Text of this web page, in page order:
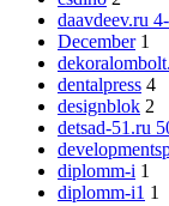
daavdeev.ru
December 1
dentalpress 4
designblok 2
detsad-51.ru
diplomm-i 1
diplomm-i1 1